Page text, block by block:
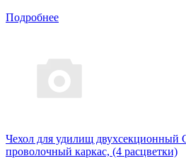
Подробнее
Чехол для удилищ
проволочный каркас, (4 расцветки)